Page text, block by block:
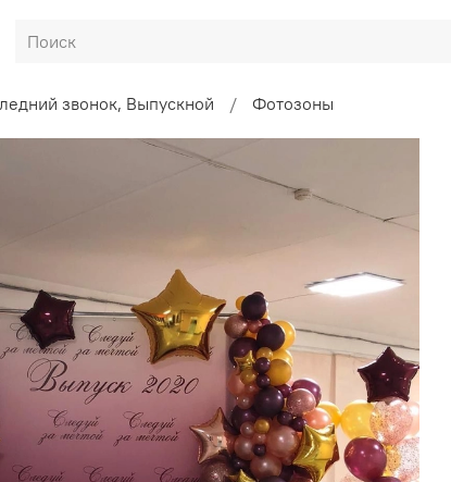
звонок, Выпускной Фотозоны